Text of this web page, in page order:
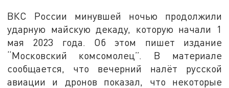
ВКС России минувшей ночью продолжили
ударную майскую декаду, которую начали 1
мая 2023 года. Об этом пишет издание
“Московский комсомолец”. В материале
сообщается, что вечерний налёт русской
авиации и дронов показал, что некоторые